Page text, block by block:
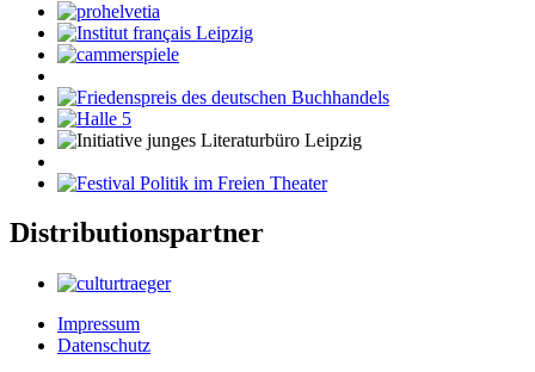
Distributionspartner
Impressum
Datenschutz